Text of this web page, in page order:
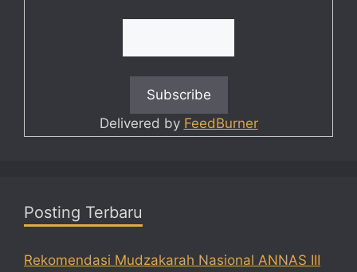
Delivered by FeedBurner
Posting Terbaru
Rekomendasi Mudzakarah Nasional ANNAS III